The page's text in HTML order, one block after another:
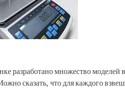
разработано множество моделей
сказать, что для каждого